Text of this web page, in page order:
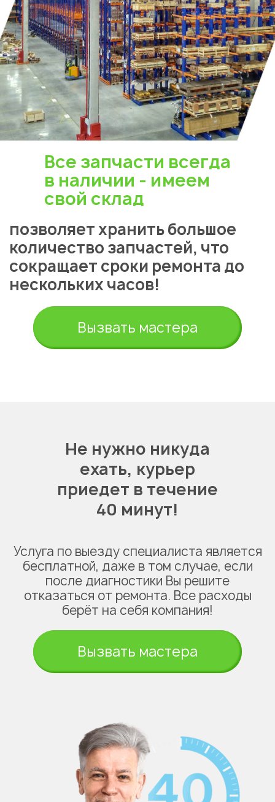
Все запчасти всегда
в наличии - имеем
свой склад
позволяет хранить большое
количество запчастей, что
сокращает сроки ремонта до
нескольких часов!
Вызвать мастера
Не нужно никуда
ехать, курьер
приедет в течение
40 минут!
Услуга по выезду специалиста является
бесплатной, даже в том случае, если
после диагностики Вы решите
отказаться от ремонта. Все расходы
берёт на себя компания!
Вызвать мастера